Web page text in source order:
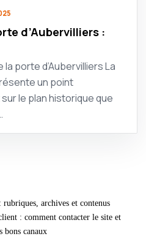
d’Aubervilliers :
porte d’Aubervilliers La
un point
le plan historique que
archives et contenus
: comment contacter le site et
bons canaux